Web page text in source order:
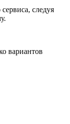
следуя
вариантов